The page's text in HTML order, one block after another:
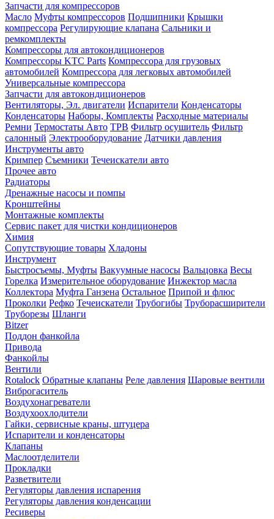
Запчасти для компрессоров
Масло Муфты компрессоров Подшипники Крышки
компрессора Регулирующие клапана Сальники и
ремкомплекты
Компрессоры для автокондиционеров
Компрессоры KTC Parts Компрессора для грузовых
автомобилей Компрессора для легковых автомобилей
Универсальные компрессора
Запчасти для автокондиционеров
Вентиляторы, Эл. двигатели Испарители Конденсаторы
Конденсаторы Наборы, Комплекты Расходные материалы
Ремни Термостаты Авто ТРВ Фильтр осушитель Фильтр
салонный Электрооборудование Датчики давления
Инструменты авто
Кримпер Съемники Течеискатели авто
Прочее авто
Радиаторы
Дренажные насосы и помпы
Кронштейны
Монтажные комплекты
Сервис пакет для чистки кондиционеров
Химия
Сопутствующие товары Хладоны
Инструмент
Быстросъемы, Муфты Вакуумные насосы Вальцовка Весы
Горелка Измерительное оборудование Инжектор масла
Коллектора Муфта Ганзена Остальное Припой и флюс
Проколки Рефко Течеискатели Трубогибы Труборасширители
Труборезы Шланги
Bitzer
Поддон фанкойла
Привода
Фанкойлы
Вентили
Rotalock Обратные клапаны Реле давления Шаровые вентили
Виброгаситель
Воздухонагреватели
Воздухоохлодители
Гайки, сервисные краны, штуцера
Испарители и конденсаторы
Клапаны
Маслоотделители
Прокладки
Разветвители
Регуляторы давления испарения
Регуляторы давления конденсации
Ресиверы